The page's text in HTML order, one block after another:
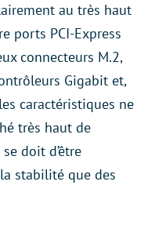
au très haut
ports PCI-Express
connecteurs M.2,
Gigabit et,
caractéristiques ne
très haut de
doit d’être
stabilité que des